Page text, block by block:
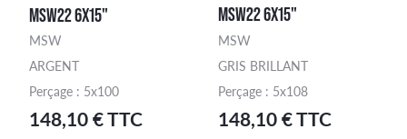
une finition
MSW22 6X15"
MSW
ARGENT
Perçage : 5x100
148,10 € TTC
MSW22 6X15"
MSW
GRIS BRILLANT
Perçage : 5x108
148,10 € TTC